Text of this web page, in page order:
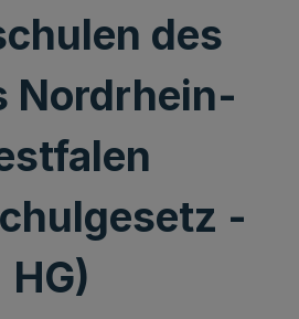
des
Nordrhein-
-
HG)